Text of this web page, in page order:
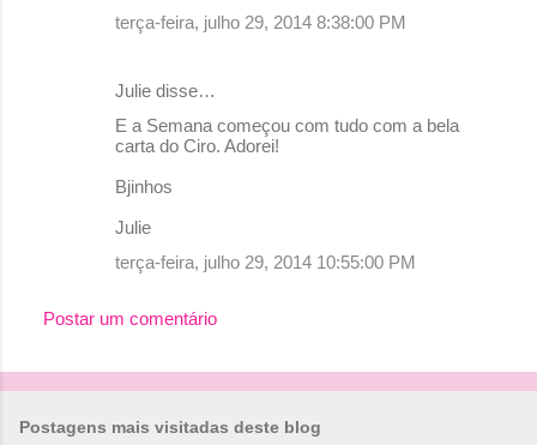
terça-feira, julho 29, 2014 8:38:00 PM
Julie disse…
E a Semana começou com tudo com a bela
carta do Ciro. Adorei!
Bjinhos
Julie
terça-feira, julho 29, 2014 10:55:00 PM
Postar um comentário
Postagens mais visitadas deste blog